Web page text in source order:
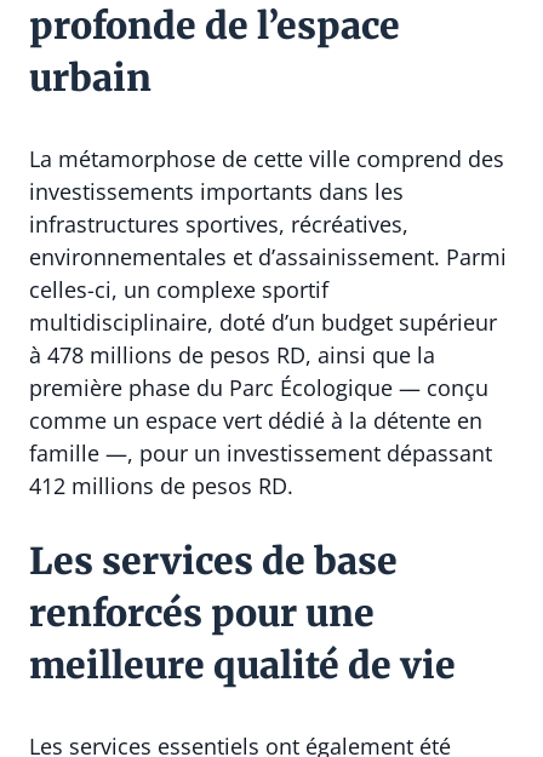
profonde de l’espace
urbain
La métamorphose de cette ville comprend des
investissements importants dans les
infrastructures sportives, récréatives,
environnementales et d’assainissement. Parmi
celles-ci, un complexe sportif
multidisciplinaire, doté d’un budget supérieur
à 478 millions de pesos RD, ainsi que la
première phase du Parc Écologique — conçu
comme un espace vert dédié à la détente en
famille —, pour un investissement dépassant
412 millions de pesos RD.
Les services de base
renforcés pour une
meilleure qualité de vie
Les services essentiels ont également été